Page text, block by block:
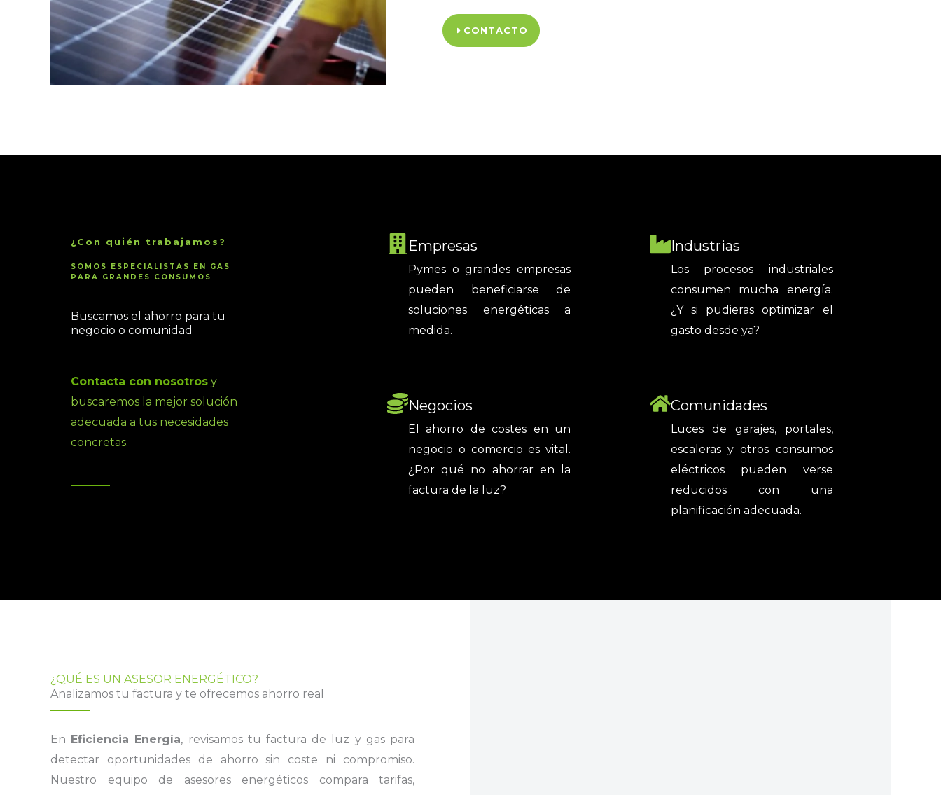
CONTACTO
¿Con quién trabajamos?
SOMOS ESPECIALISTAS EN GAS
PARA GRANDES CONSUMOS
Buscamos el ahorro para tu
negocio o comunidad
Contacta con nosotrosy
buscaremos la mejor solución
adecuada a tus necesidades
concretas.
Empresas
Pymes o grandes empresas
pueden beneficiarse de
soluciones energéticas a
medida.
Industrias
Los procesos industriales
consumen mucha energía.
¿Y si pudieras optimizar el
gasto desde ya?
Negocios
El ahorro de costes en un
negocio o comercio es vital.
¿Por qué no ahorrar en la
factura de la luz?
Comunidades
Luces de garajes, portales,
escaleras y otros consumos
eléctricos pueden verse
reducidos con una
planificación adecuada.
¿QUÉ ES UN ASESOR ENERGÉTICO?
Analizamos tu factura y te ofrecemos ahorro real
En Eficiencia Energía, revisamos tu factura de luz y gas para
detectar oportunidades de ahorro sin coste ni compromiso.
Nuestro equipo de asesores energéticos compara tarifas,